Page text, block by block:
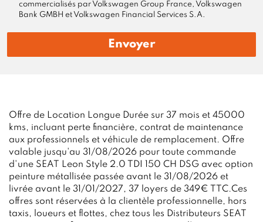
commercialisés par Volkswagen Group France, Volkswagen
Bank GMBH et Volkswagen Financial Services S.A.
Envoyer
Offre de Location Longue Durée sur 37 mois et 45000
kms, incluant perte financière, contrat de maintenance
aux professionnels et véhicule de remplacement. Offre
valable jusqu'au 31/08/2026 pour toute commande
d'une SEAT Leon Style 2.0 TDI 150 CH DSG avec option
peinture métallisée passée avant le 31/08/2026 et
livrée avant le 31/01/2027, 37 loyers de 349€ TTC.Ces
offres sont réservées à la clientèle professionnelle, hors
taxis, loueurs et flottes, chez tous les Distributeurs SEAT